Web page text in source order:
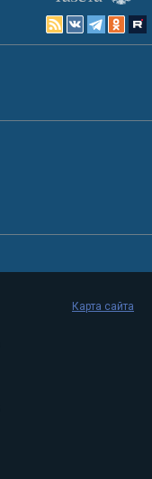
Карта сайта